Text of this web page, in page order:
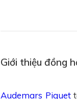
Giới thiệu đồng
Audemars Piguet